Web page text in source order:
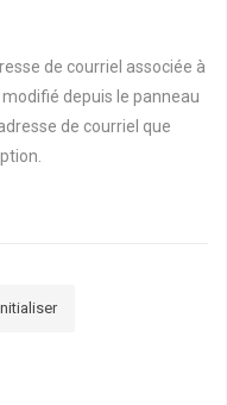
de courriel associée à
depuis le panneau
de courriel que